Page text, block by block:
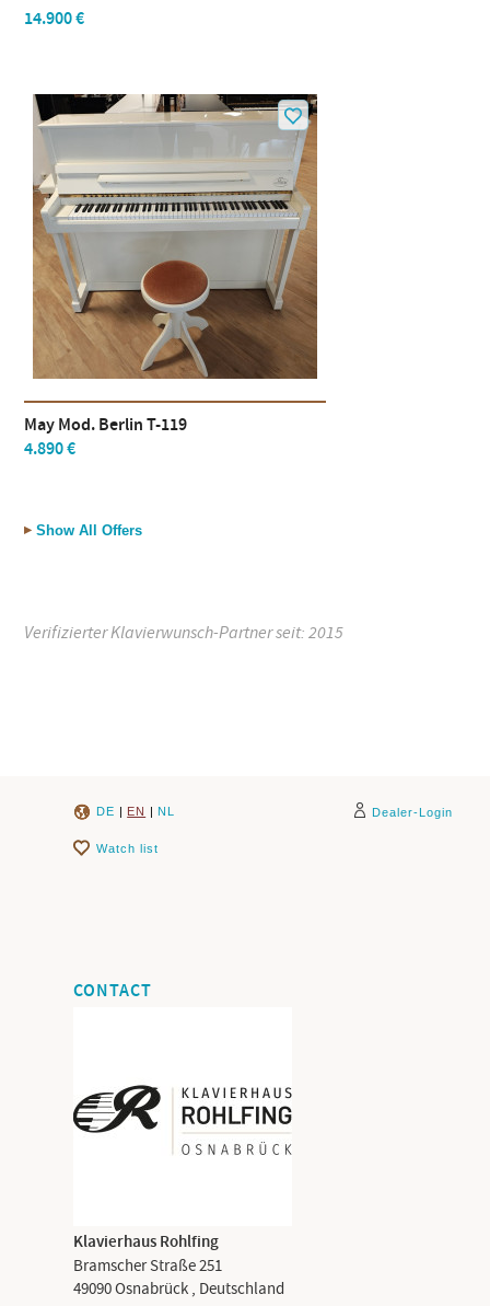
14.900 €
May Mod. Berlin T-119
4.890 €
Show All Offers
Verifizierter Klavierwunsch-Partner seit: 2015
DE | EN | NL Dealer-Login
Watch list
CONTACT
Klavierhaus Rohlfing
Bramscher Straße 251
49090Osnabrück , Deutschland